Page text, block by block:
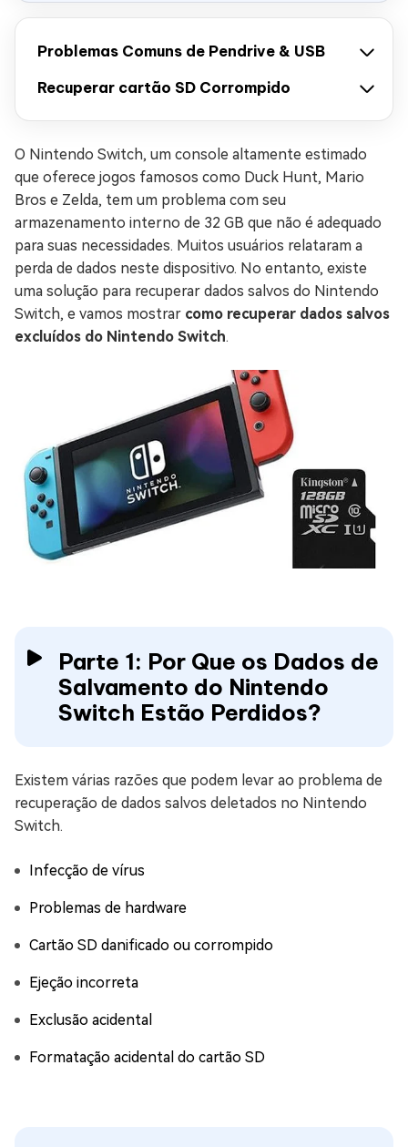
Problemas Comuns de Pendrive & USB
Recuperar cartão SD Corrompido
O Nintendo Switch, um console altamente estimado
que oferece jogos famosos como Duck Hunt, Mario
Bros e Zelda, tem um problema com seu
armazenamento interno de 32 GB que não é adequado
para suas necessidades. Muitos usuários relataram a
perda de dados neste dispositivo. No entanto, existe
uma solução para recuperar dados salvos do Nintendo
Switch, e vamos mostrar como recuperar dados salvos
excluídos do Nintendo Switch.
Parte 1: Por Que os Dados de
Salvamento do Nintendo
Switch Estão Perdidos?
Existem várias razões que podem levar ao problema de
recuperação de dados salvos deletados no Nintendo
Switch.
Infecção de vírus
Problemas de hardware
Cartão SD danificado ou corrompido
Ejeção incorreta
Exclusão acidental
Formatação acidental do cartão SD